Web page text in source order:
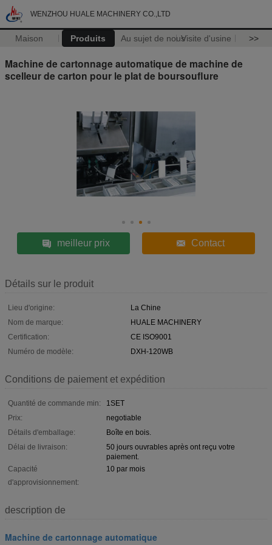
WENZHOU HUALE MACHINERY CO.,LTD
Maison Produits Au sujet de nousVisite d'usine >>
Machine de cartonnage automatique de machine de
scelleur de carton pour le plat de boursouflure
meilleur prix Contact
Détails sur le produit
Lieu d'origine:
La Chine
Nom de marque:
HUALE MACHINERY
Certification:
CE ISO9001
Numéro de modèle:
DXH-120WB
Conditions de paiement et expédition
Quantité de commande min:
1SET
Prix:
negotiable
Détails d'emballage:
Boîte en bois.
Délai de livraison:
50 jours ouvrables après ont reçu votre
paiement.
Capacité
d'approvisionnement:
10 par mois
description de
Machine de cartonnage automatique